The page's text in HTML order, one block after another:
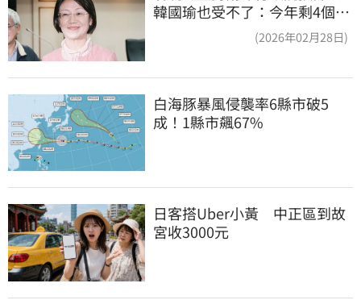
韓國瑜也受不了：今年剩4個月
(2026年02月28日)
白海豚暴風侵襲率6縣市破5
成！1縣市飆67%
日客搭Uber小黃　中正區到故
宮收3000元